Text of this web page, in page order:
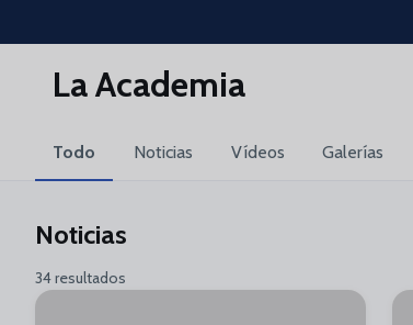
Skip to main content
La Academia
Todo Noticias Vídeos Galerías
Noticias
34 resultados